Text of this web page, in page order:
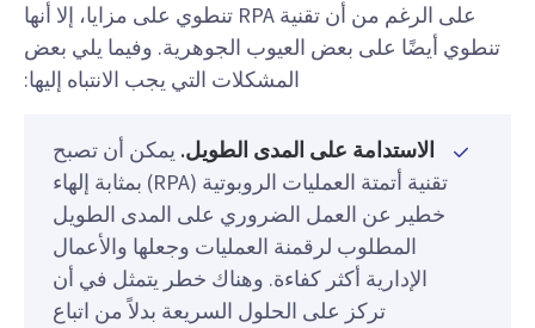
على الرغم من أن تقنية RPA تنطوي على مزايا، إلا أنها
تنطوي أيضًا على بعض العيوب الجوهرية. وفيما يلي بعض
المشكلات التي يجب الانتباه إليها:
الاستدامة على المدى الطويل. يمكن أن تصبح
تقنية أتمتة العمليات الروبوتية (RPA) بمثابة إلهاء
خطير عن العمل الضروري على المدى الطويل
المطلوب لرقمنة العمليات وجعلها والأعمال
الإدارية أكثر كفاءة. وهناك خطر يتمثل في أن
تركز على الحلول السريعة بدلاً من اتباع